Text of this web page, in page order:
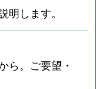
します。
ら。ご要望・